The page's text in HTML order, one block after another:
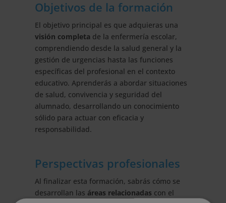
Objetivos de la formación
El objetivo principal es que adquieras una
visión completa de la enfermería escolar,
comprendiendo desde la salud general y la
gestión de urgencias hasta las funciones
específicas del profesional en el contexto
educativo. Aprenderás a abordar situaciones
de salud, convivencia y seguridad del
alumnado, desarrollando un conocimiento
sólido para actuar con eficacia y
responsabilidad.
Perspectivas profesionales
Al finalizar esta formación, sabrás cómo se
desarrollan las áreas relacionadas con el